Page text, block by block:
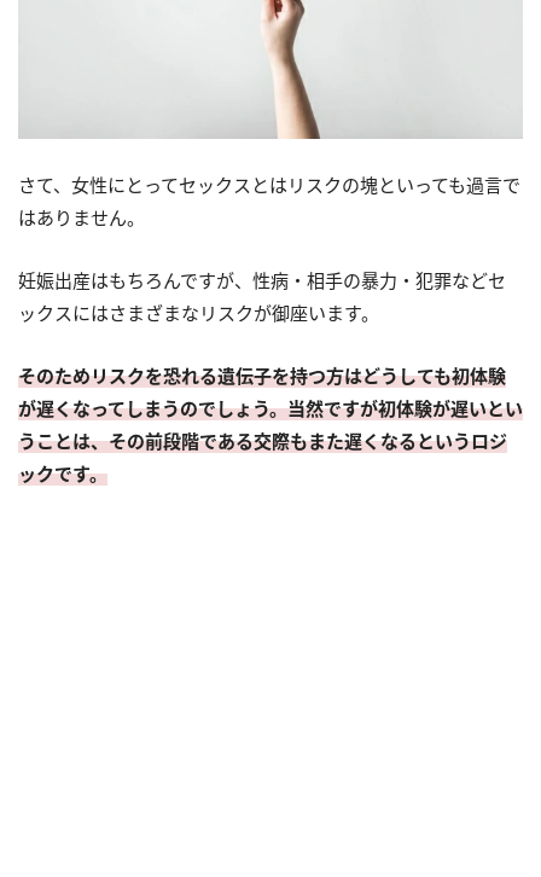
さて、女性にとってセックスとはリスクの塊といっても過言で
はありません。
妊娠出産はもちろんですが、性病・相手の暴力・犯罪などセ
ックスにはさまざまなリスクが御座います。
そのためリスクを恐れる遺伝子を持つ方はどうしても初体験
が遅くなってしまうのでしょう。当然ですが初体験が遅いとい
うことは、その前段階である交際もまた遅くなるというロジ
ックです。